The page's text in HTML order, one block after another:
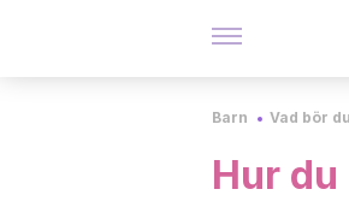
Barn Vad bör
Hur